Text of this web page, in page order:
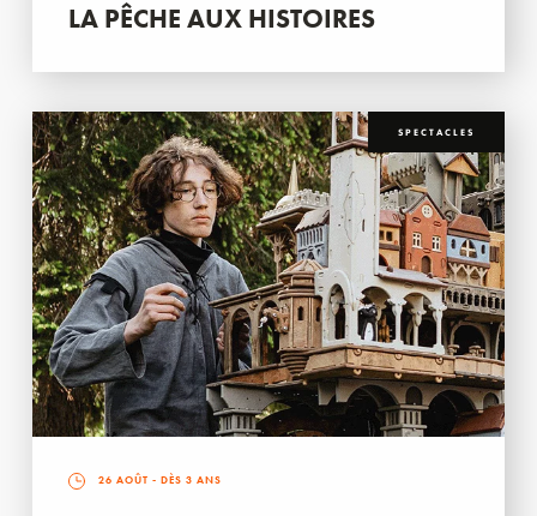
LA PÊCHE AUX HISTOIRES
SPECTACLES
26 AOÛT - DÈS 3 ANS